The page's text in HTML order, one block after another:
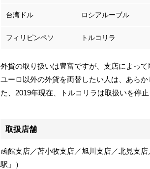
台湾ドル ロシアルーブル
フィリピンペソ トルコリラ
外貨の取り扱いは豊富ですが、支店によっ
ユーロ以外の外貨を両替したい人は、あら
た、2019年現在、トルコリラは取扱いを停止
取扱店舗
函館支店／苫小牧支店／旭川支店／北見支
駅」）